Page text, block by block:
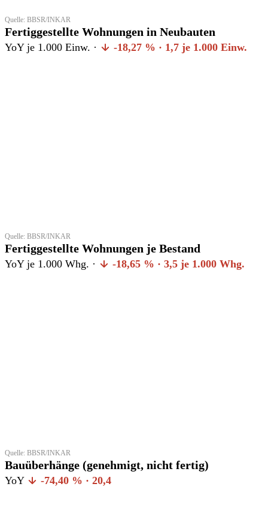
Quelle: BBSR/INKAR
Fertiggestellte Wohnungen in Neubauten
YoY je 1.000 Einw. · -18,27 % · 1,7 je 1.000 Einw.
Quelle: BBSR/INKAR
Fertiggestellte Wohnungen je Bestand
YoY je 1.000 Whg. · -18,65 % · 3,5 je 1.000 Whg.
Quelle: BBSR/INKAR
Bauüberhänge (genehmigt, nicht fertig)
YoY -74,40 % · 20,4